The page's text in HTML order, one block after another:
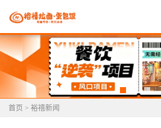
首页 > 裕禧新闻